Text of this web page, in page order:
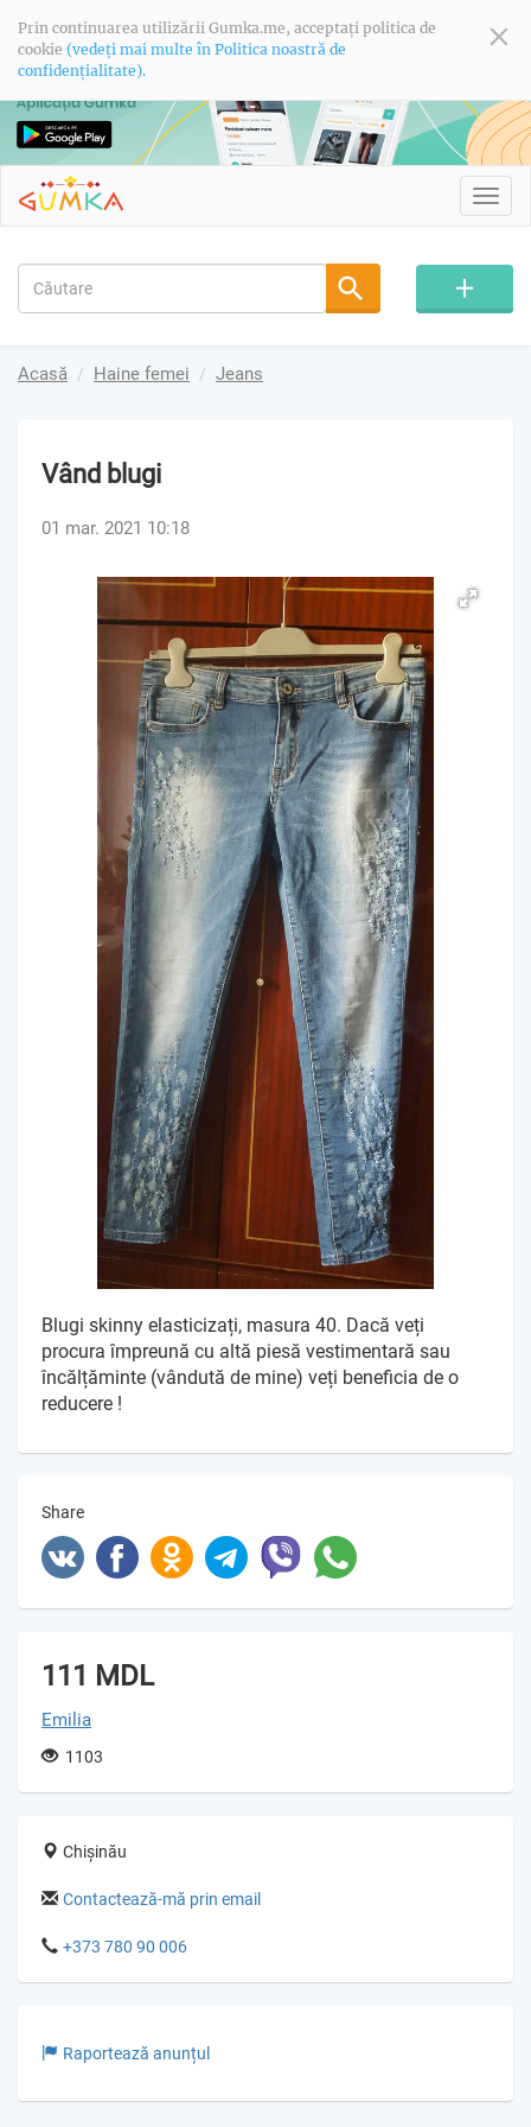
Prin continuarea utilizării Gumka.me, acceptați politica de
cookie (vedeți mai multe în Politica noastră de
confidențialitate).
Acasă Haine femei Jeans
Vând blugi
01 mar. 2021 10:18
Blugi skinny elasticizați, masura 40. Dacă veți
procura împreună cu altă piesă vestimentară sau
încălțăminte (vândută de mine) veți beneficia de o
reducere !
Share
111 MDL
Emilia
1103
Chișinău
Contactează-mă prin email
+373 780 90 006
Raportează anunțul